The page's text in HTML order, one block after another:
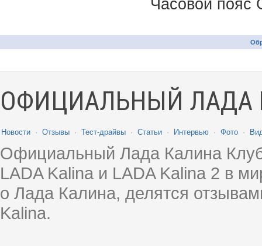
Часовой пояс
ОФИЦИАЛЬНЫЙ ЛАДА
Новости · Отзывы · Тест-драйвы · Статьи · Интервью · Фото ·
Официальный Лада Калина
LADA Kalina и LADA Kalina 2 в
о Лада Калина, делятся
Kalina.